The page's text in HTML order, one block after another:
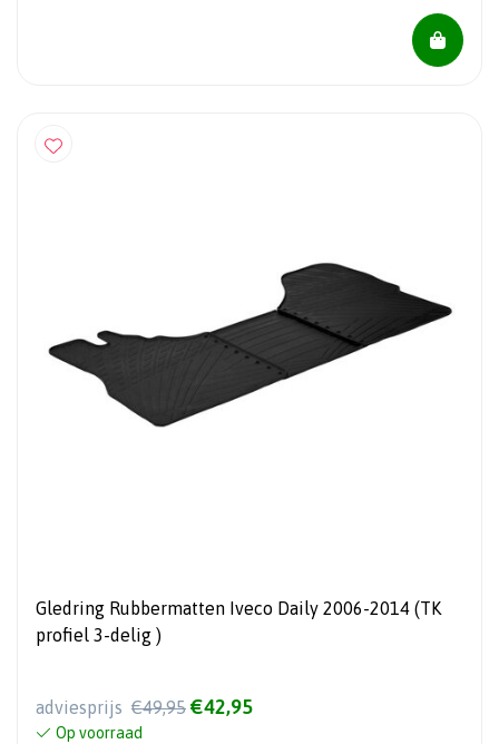
Gledring Rubbermatten Iveco Daily 2006-2014 (TK
profiel 3-delig )
adviesprijs €49,95 €42,95
Op voorraad